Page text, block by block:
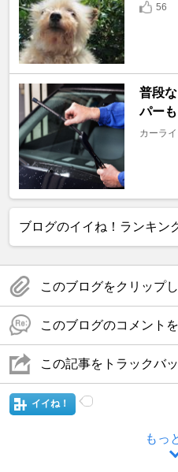
56
普段
パー
カーラ
ブログのイイね！ランキン
このブログをクリップ
このブログのコメント
この記事をトラックバ
イイね！
もっ